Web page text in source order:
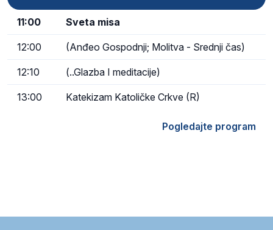
11:00 Sveta misa
12:00 (Anđeo Gospodnji; Molitva - Srednji čas)
12:10 (..Glazba I meditacije)
13:00 Katekizam Katoličke Crkve (R)
Pogledajte program